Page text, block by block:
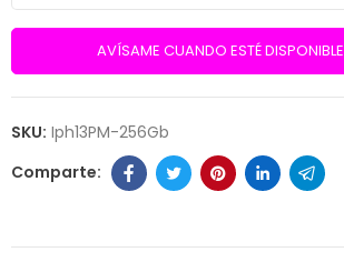
AVÍSAME CUANDO ESTÉ DISPONIBLE
SKU: Iph13PM-256Gb